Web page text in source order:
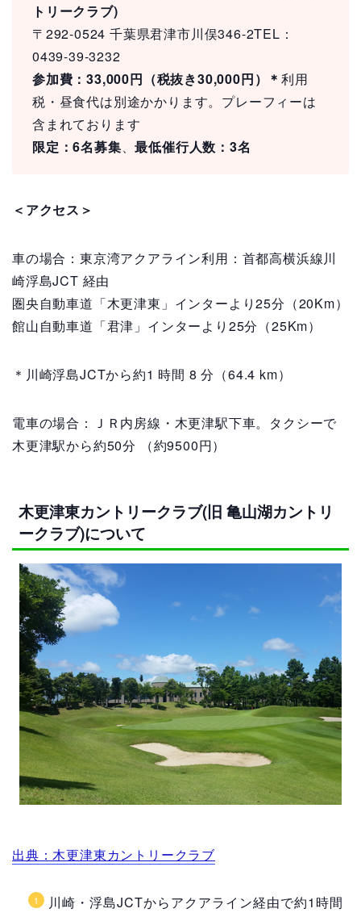
トリークラブ)
〒292-0524 千葉県君津市川俣346-2TEL：
0439-39-3232
参加費：33,000円（税抜き30,000円）＊利用
税・昼食代は別途かかります。プレーフィーは
含まれております
限定：6名募集、最低催行人数：3名
＜アクセス＞
車の場合： 東京湾アクアライン利用： 首都高横浜線川
崎浮島JCT 経由
圏央自動車道「木更津東」インターより25分（20Km）
館山自動車道「君津」インターより25分（25Km）
＊川崎浮島JCTから約1 時間 8 分 （64.4 km）
電車の場合：ＪＲ内房線・木更津駅下車。タクシーで
木更津駅から約50分 （約9500円）
木更津東カントリークラブ(旧 亀山湖カントリ
ークラブ)について
出典：木更津東カントリークラブ
川崎・浮島JCTからアクアライン経由で約1時間